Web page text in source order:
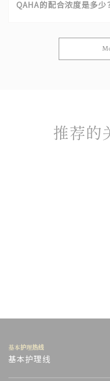
2次。 另外，如果有发红
AHA的配合浓度是多少
推荐的
基本护理线
基本护理热线